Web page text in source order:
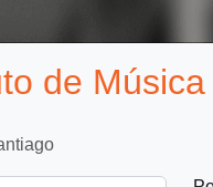
de